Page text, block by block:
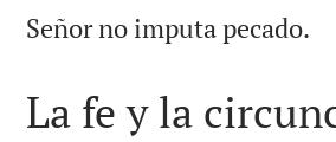
Señor no imputa pecado.
La fe y la